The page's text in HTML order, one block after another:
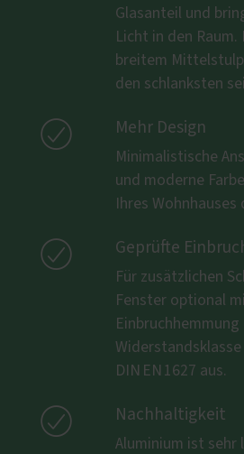
Glasanteil und
Licht in den
breitem
den schlanksten
 Mehr Design
Minimalistische
und moderne
Ihres
 Geprüfte
Für zusätzlichen
Fenster optional
Einbruchhemmung
Widerstandsklasse
DIN EN 1627 aus.
 Nachhaltigkeit
Aluminium ist sehr